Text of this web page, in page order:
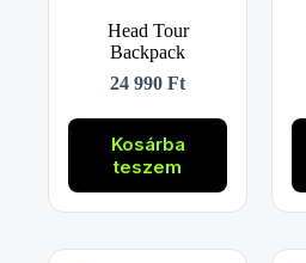
Head Tour
Backpack
24 990Ft
Kosárba
teszem